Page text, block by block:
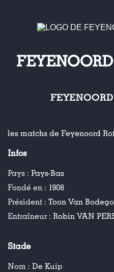
les matchs de Feyenoord
Infos
Pays : Pays-Bas
Fondé en : 1908
Président : Toon Van
Entraîneur : Robin VAN
Stade
Nom : De Kuip